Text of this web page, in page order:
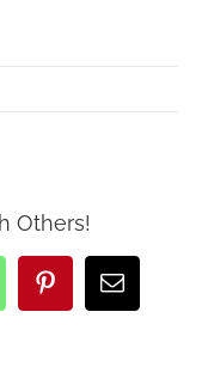
Others!
PinterestEmail